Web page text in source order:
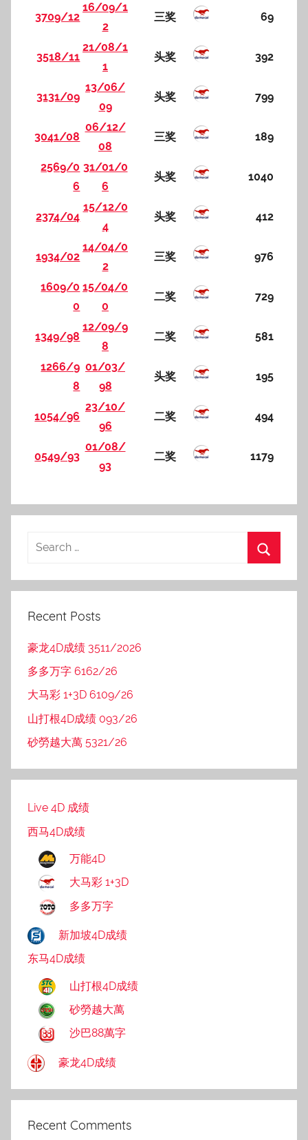
3709/12
16/09/1
2
三奖 69
3518/11
21/08/1
1
头奖 392
3131/09
13/06/
09
头奖 799
3041/08
06/12/
08
三奖 189
2569/0
6
31/01/0
6
头奖 1040
2374/04
15/12/0
4
头奖 412
1934/02
14/04/0
2
三奖 976
1609/0
0
15/04/0
0
二奖 729
1349/98
12/09/9
8
二奖 581
1266/9
8
01/03/
98
头奖 195
1054/96
23/10/
96
二奖 494
0549/93
01/08/
93
二奖 1179
Recent Posts
豪龙4D成绩 3511/2026
多多万字 6162/26
大马彩 1+3D 6109/26
山打根4D成绩 093/26
砂勞越大萬 5321/26
Live 4D 成绩
西马4D成绩
万能4D
大马彩 1+3D
多多万字
新加坡4D成绩
东马4D成绩
山打根4D成绩
砂勞越大萬
沙巴88萬字
豪龙4D成绩
Recent Comments